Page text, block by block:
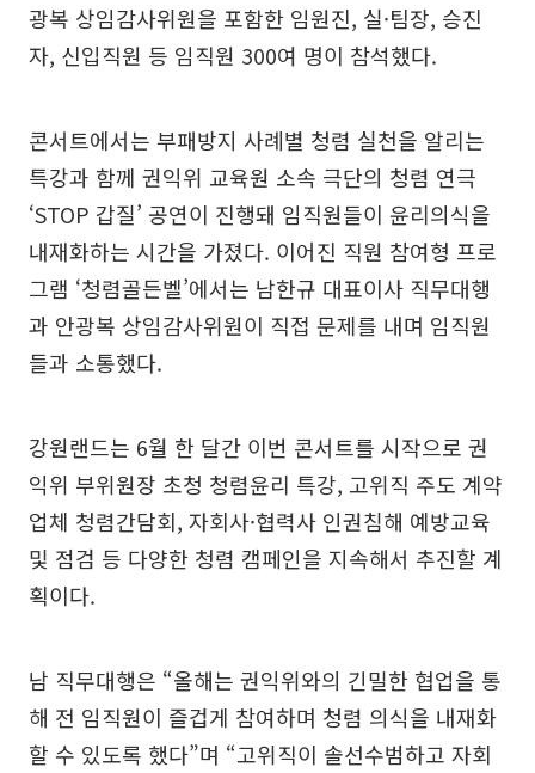
광복 상임감사위원을 포함한 임원진, 실·팀장, 승진
자, 신입직원 등 임직원 300여 명이 참석했다.
콘서트에서는 부패방지 사례별 청렴 실천을 알리는
특강과 함께 권익위 교육원 소속 극단의 청렴 연극
‘STOP 갑질’ 공연이 진행돼 임직원들이 윤리의식을
내재화하는 시간을 가졌다. 이어진 직원 참여형 프로
그램 ‘청렴골든벨’에서는 남한규 대표이사 직무대행
과 안광복 상임감사위원이 직접 문제를 내며 임직원
들과 소통했다.
강원랜드는 6월 한 달간 이번 콘서트를 시작으로 권
익위 부위원장 초청 청렴윤리 특강, 고위직 주도 계약
업체 청렴간담회, 자회사·협력사 인권침해 예방교육
및 점검 등 다양한 청렴 캠페인을 지속해서 추진할 계
획이다.
남 직무대행은 “올해는 권익위와의 긴밀한 협업을 통
해 전 임직원이 즐겁게 참여하며 청렴 의식을 내재화
할 수 있도록 했다”며 “고위직이 솔선수범하고 자회